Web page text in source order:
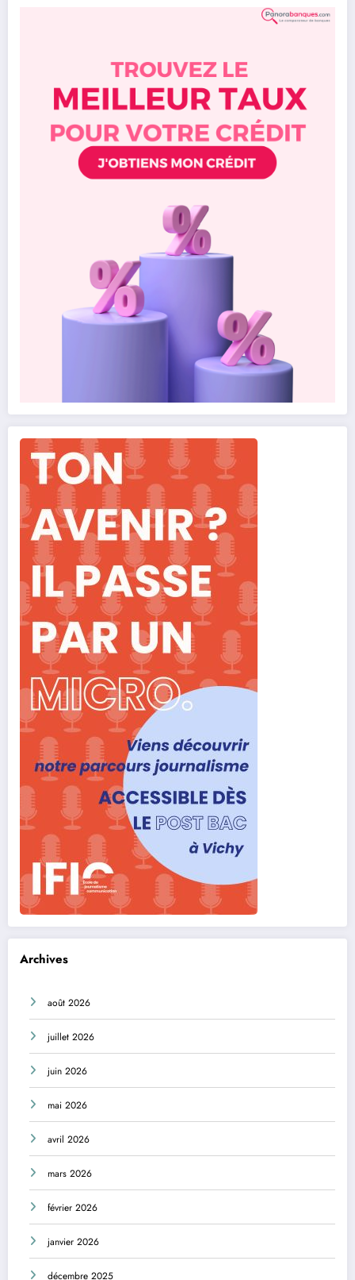
Archives
août 2026
juillet 2026
juin 2026
mai 2026
avril 2026
mars 2026
février 2026
janvier 2026
décembre 2025